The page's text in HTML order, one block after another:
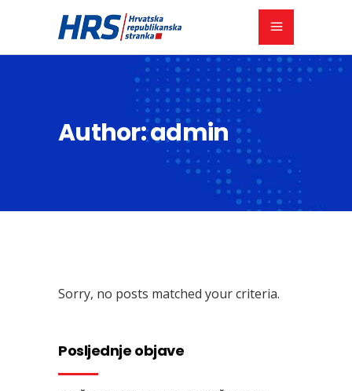
Author: admin
Sorry, no posts matched your criteria.
Posljednje objave